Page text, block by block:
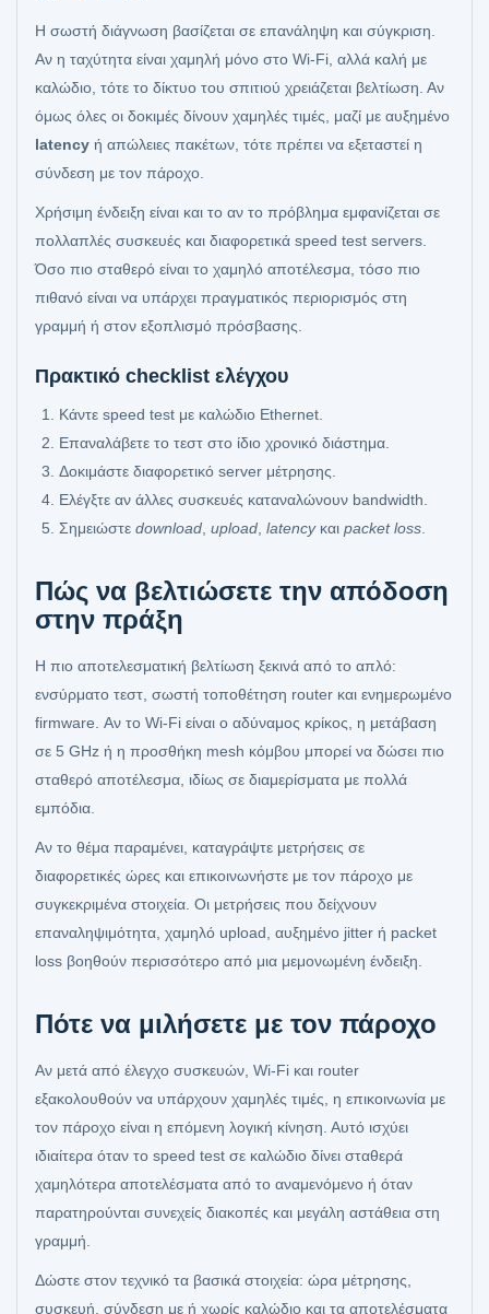
Η σωστή διάγνωση βασίζεται σε επανάληψη και σύγκριση.
Αν η ταχύτητα είναι χαμηλή μόνο στο Wi‑Fi, αλλά καλή με
καλώδιο, τότε το δίκτυο του σπιτιού χρειάζεται βελτίωση. Αν
όμως όλες οι δοκιμές δίνουν χαμηλές τιμές, μαζί με αυξημένο
latency ή απώλειες πακέτων, τότε πρέπει να εξεταστεί η
σύνδεση με τον πάροχο.
Χρήσιμη ένδειξη είναι και το αν το πρόβλημα εμφανίζεται σε
πολλαπλές συσκευές και διαφορετικά speed test servers.
Όσο πιο σταθερό είναι το χαμηλό αποτέλεσμα, τόσο πιο
πιθανό είναι να υπάρχει πραγματικός περιορισμός στη
γραμμή ή στον εξοπλισμό πρόσβασης.
Πρακτικό checklist ελέγχου
Κάντε speed test με καλώδιο Ethernet.
Επαναλάβετε το τεστ στο ίδιο χρονικό διάστημα.
Δοκιμάστε διαφορετικό server μέτρησης.
Ελέγξτε αν άλλες συσκευές καταναλώνουν bandwidth.
Σημειώστε download upload latencyκαι packet loss
Πώς να βελτιώσετε την απόδοση
στην πράξη
Η πιο αποτελεσματική βελτίωση ξεκινά από το απλό:
ενσύρματο τεστ, σωστή τοποθέτηση router και ενημερωμένο
firmware. Αν το Wi‑Fi είναι ο αδύναμος κρίκος, η μετάβαση
σε 5 GHz ή η προσθήκη mesh κόμβου μπορεί να δώσει πιο
σταθερό αποτέλεσμα, ιδίως σε διαμερίσματα με πολλά
εμπόδια.
Αν το θέμα παραμένει, καταγράψτε μετρήσεις σε
διαφορετικές ώρες και επικοινωνήστε με τον πάροχο με
συγκεκριμένα στοιχεία. Οι μετρήσεις που δείχνουν
επαναληψιμότητα, χαμηλό upload, αυξημένο jitter ή packet
loss βοηθούν περισσότερο από μια μεμονωμένη ένδειξη.
Πότε να μιλήσετε με τον πάροχο
Αν μετά από έλεγχο συσκευών, Wi‑Fi και router
εξακολουθούν να υπάρχουν χαμηλές τιμές, η επικοινωνία με
τον πάροχο είναι η επόμενη λογική κίνηση. Αυτό ισχύει
ιδιαίτερα όταν το speed test σε καλώδιο δίνει σταθερά
χαμηλότερα αποτελέσματα από το αναμενόμενο ή όταν
παρατηρούνται συνεχείς διακοπές και μεγάλη αστάθεια στη
γραμμή.
Δώστε στον τεχνικό τα βασικά στοιχεία: ώρα μέτρησης,
συσκευή, σύνδεση με ή χωρίς καλώδιο και τα αποτελέσματα